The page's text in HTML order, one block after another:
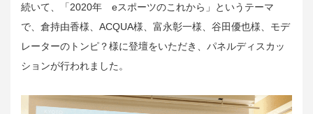
続いて、「2020年 eスポーツのこれから」というテーマ
で、倉持由香様、ACQUA様、富永彰一様、谷田優也様、モデ
レーターのトンピ？様に登壇をいただき、パネルディスカッ
ションが行われました。